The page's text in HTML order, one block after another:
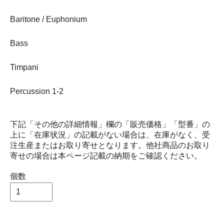
Baritone / Euphonium
Bass
Timpani
Percussion 1-2
下記「その他の詳細情報」欄の「販売価格」「型番」の
上に「在庫状況」の記載がない場合は、在庫がなく、受
注生産またはお取り寄せとなります。他社商品のお取り
寄せの場合は本ページ記載の納期をご確認ください。
個数